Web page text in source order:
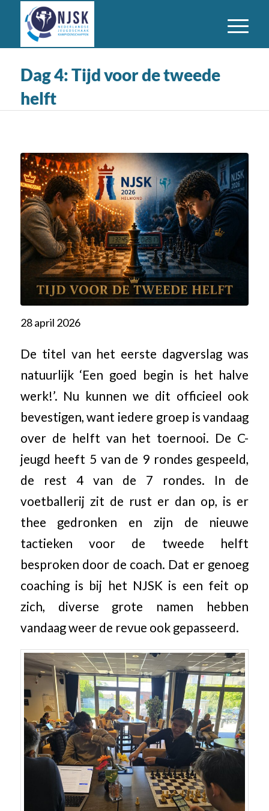
Dag 4: Tijd voor de tweede
helft
28 april 2026
De titel van het eerste dagverslag was
natuurlijk ‘Een goed begin is het halve
werk!’. Nu kunnen we dit officieel ook
bevestigen, want iedere groep is vandaag
over de helft van het toernooi. De C-
jeugd heeft 5 van de 9 rondes gespeeld,
de rest 4 van de 7 rondes. In de
voetballerij zit de rust er dan op, is er
thee gedronken en zijn de nieuwe
tactieken voor de tweede helft
besproken door de coach. Dat er genoeg
coaching is bij het NJSK is een feit op
zich, diverse grote namen hebben
vandaag weer de revue ook gepasseerd.